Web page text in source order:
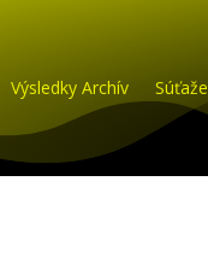
Výsledky Archív Súťaže